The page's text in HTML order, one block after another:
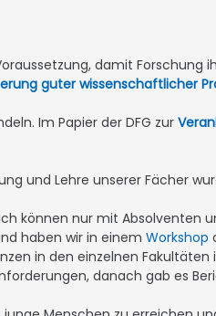
damit
guter wissenschaftlicher
Im Papier der DFG zur
und Lehre unserer Fächer
können nur mit Absolventen
haben wir in einem Workshop
in den einzelnen
danach gab es